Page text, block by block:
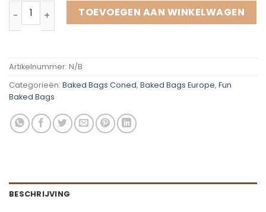
Baked Bags Gift Card aantalTOEVOEGEN AAN WINKELWAGEN
Artikelnummer: N/B
Categorieën: Baked Bags Coned, Baked Bags Europe, Fun
Baked Bags
BESCHRIJVING